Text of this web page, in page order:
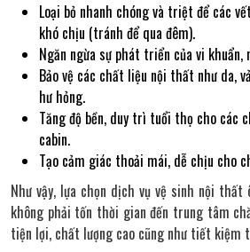
Loại bỏ nhanh chóng và triệt để các
khó chịu (tránh để qua đêm).
Ngăn ngừa sự phát triển của vi khuẩn,
Bảo vệ các chất liệu nội thất như da,
hư hỏng.
Tăng độ bền, duy trì tuổi thọ cho các
cabin.
Tạo cảm giác thoải mái, dễ chịu cho
Như vậy, lựa chọn dịch vụ vệ sinh nội
không phải tốn thời gian đến trung tâm
tiện lợi, chất lượng cao cũng như tiết kiệm